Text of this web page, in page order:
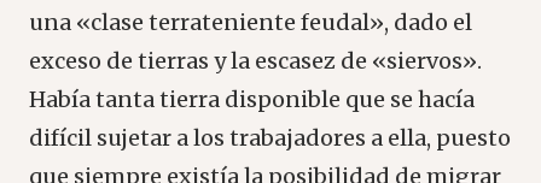
una «clase terrateniente feudal», dado el
exceso de tierras y la escasez de «siervos».
Había tanta tierra disponible que se hacía
difícil sujetar a los trabajadores a ella, puesto
que siempre existía la posibilidad de migrar